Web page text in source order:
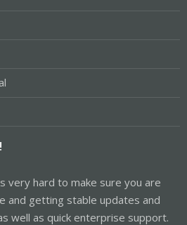
very hard to make sure you are
and getting stable updates and
well as quick enterprise support.